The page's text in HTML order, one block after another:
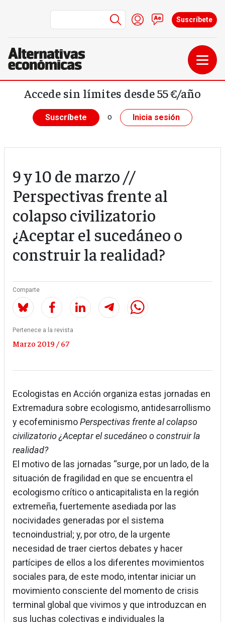
Pasar al contenido principal
Menú de cuenta de
Iniciar sesión
Contacto
Suscríbete
Accede sin límites desde 55 €/año
Suscríbete o Inicia sesión
9 y 10 de marzo //
Perspectivas frente al
colapso civilizatorio
¿Aceptar el sucedáneo o
construir la realidad?
Comparte
Pertenece a la revista
Marzo 2019 / 67
Ecologistas en Acción organiza estas jornadas en
Extremadura sobre ecologismo, antidesarrollismo
y ecofeminismoPerspectivas frente al colapso
civilizatorio ¿Aceptar el sucedáneo o construir la
realidad?
El motivo de las jornadas “surge, por un lado, de la
situación de fragilidad en que se encuentra el
ecologismo crítico o anticapitalista en la región
extremeña, fuertemente asediada por las
nocividades generadas por el sistema
tecnoindustrial; y, por otro, de la urgente
necesidad de traer ciertos debates y hacer
partícipes de ellos a los diferentes movimientos
sociales para, de este modo, intentar iniciar un
movimiento consciente del momento de crisis
terminal global que vivimos y que introduzcan en
sus luchas colectivas e individuales la